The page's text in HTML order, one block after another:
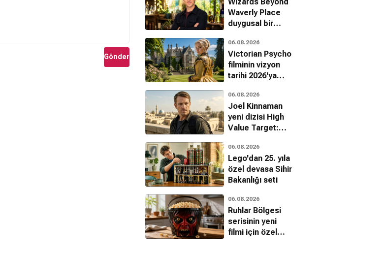
Gönder
Waverly Place
duygusal bir
ediyor
06.08.2026
Victorian Psycho
filminin vizyon
tarihi 2026'ya
06.08.2026
Joel Kinnaman
yeni dizisi High
Value Target:
Saddam ile
dönüyor
06.08.2026
Lego'dan 25. yıla
özel devasa Sihir
Bakanlığı seti
06.08.2026
Ruhlar Bölgesi
serisinin yeni
filmi için özel